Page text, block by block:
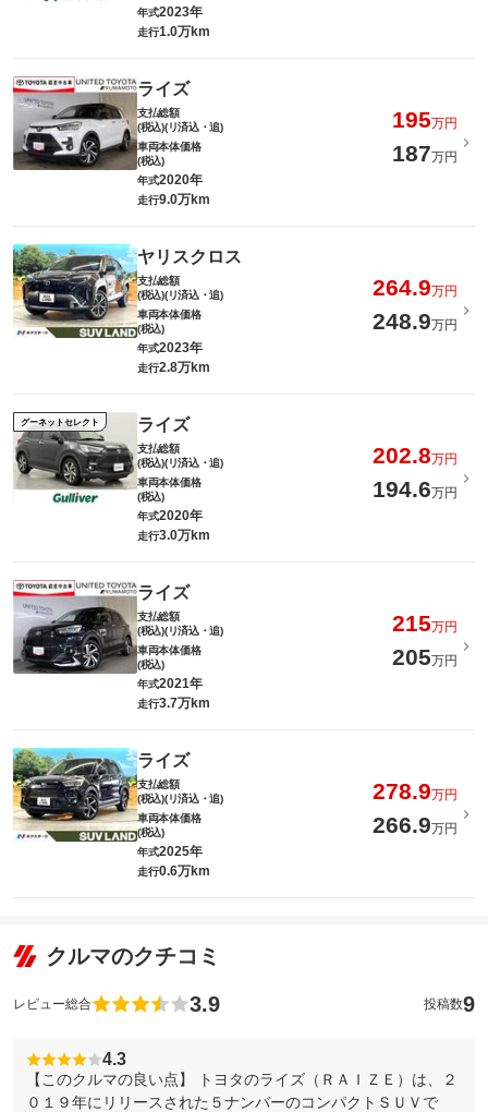
年式2023年
走行1.0万km
ライズ
支払総額
(税込)(リ済込・追)
195万円
車両本体価格
(税込)
187万円
年式2020年
走行9.0万km
ヤリスクロス
支払総額
(税込)(リ済込・追)
264.9万円
車両本体価格
(税込)
248.9万円
年式2023年
走行2.8万km
グーネットセレクト ライズ
支払総額
(税込)(リ済込・追)
202.8万円
車両本体価格
(税込)
194.6万円
年式2020年
走行3.0万km
ライズ
支払総額
(税込)(リ済込・追)
215万円
車両本体価格
(税込)
205万円
年式2021年
走行3.7万km
ライズ
支払総額
(税込)(リ済込・追)
278.9万円
車両本体価格
(税込)
266.9万円
年式2025年
走行0.6万km
クルマのクチコミ
レビュー総合 3.9 投稿数9
4.3
【このクルマの良い点】 トヨタのライズ（ＲＡＩＺＥ）は、２
０１９年にリリースされた５ナンバーのコンパクトＳＵＶで